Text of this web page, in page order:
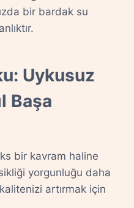
bir bardak su
Uykusuz
Başa
bir kavram haline
yorgunluğu daha
artırmak için